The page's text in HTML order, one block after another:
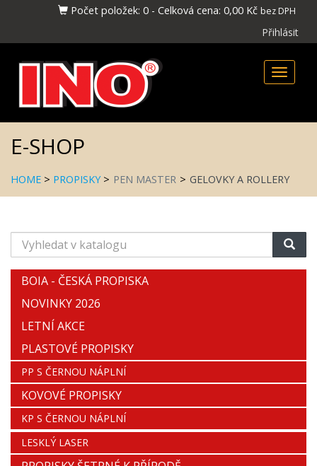
Počet položek: 0 - Celková cena: 0,00 Kč bez DPH
Přihlásit
Toggle
E-SHOP
HOME > PROPISKY> PEN MASTER > GELOVKY A ROLLERY
Vyhledat
v
katalogu
BOIA - ČESKÁ PROPISKA
NOVINKY 2026
LETNÍ AKCE
PLASTOVÉ PROPISKY
PP S ČERNOU NÁPLNÍ
KOVOVÉ PROPISKY
KP S ČERNOU NÁPLNÍ
LESKLÝ LASER